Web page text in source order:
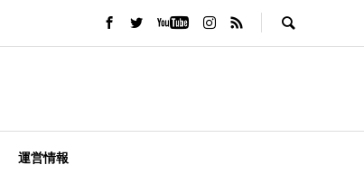
運営情報